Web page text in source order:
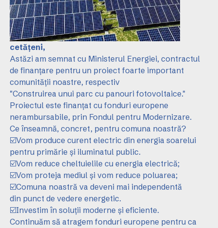
cetățeni,
Astăzi am semnat cu Ministerul Energiei, contractul
de finanțare pentru un proiect foarte important
comunității noastre, respectiv
"Construirea unui parc cu panouri fotovoltaice."
Proiectul este finanțat cu fonduri europene
nerambursabile, prin Fondul pentru Modernizare.
Ce înseamnă, concret, pentru comuna noastră?
☑️Vom produce curent electric din energia soarelui
pentru primărie și iluminatul public.
☑️Vom reduce cheltuielile cu energia electrică;
☑️Vom proteja mediul și vom reduce poluarea;
☑️Comuna noastră va deveni mai independentă
din punct de vedere energetic.
☑️Investim în soluții moderne și eficiente.
Continuăm să atragem fonduri europene pentru ca